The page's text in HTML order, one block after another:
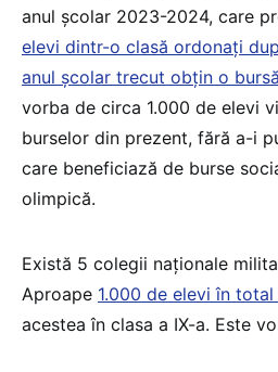
anul școlar 2023-2024, care
elevi dintr-o clasă ordonați
anul școlar trecut obțin o
vorba de circa 1.000 de elevi
burselor din prezent, fără a-i
care beneficiază de burse
olimpică.
Există 5 colegii naționale
Aproape 1.000 de elevi în
acestea în clasa a IX-a. Este